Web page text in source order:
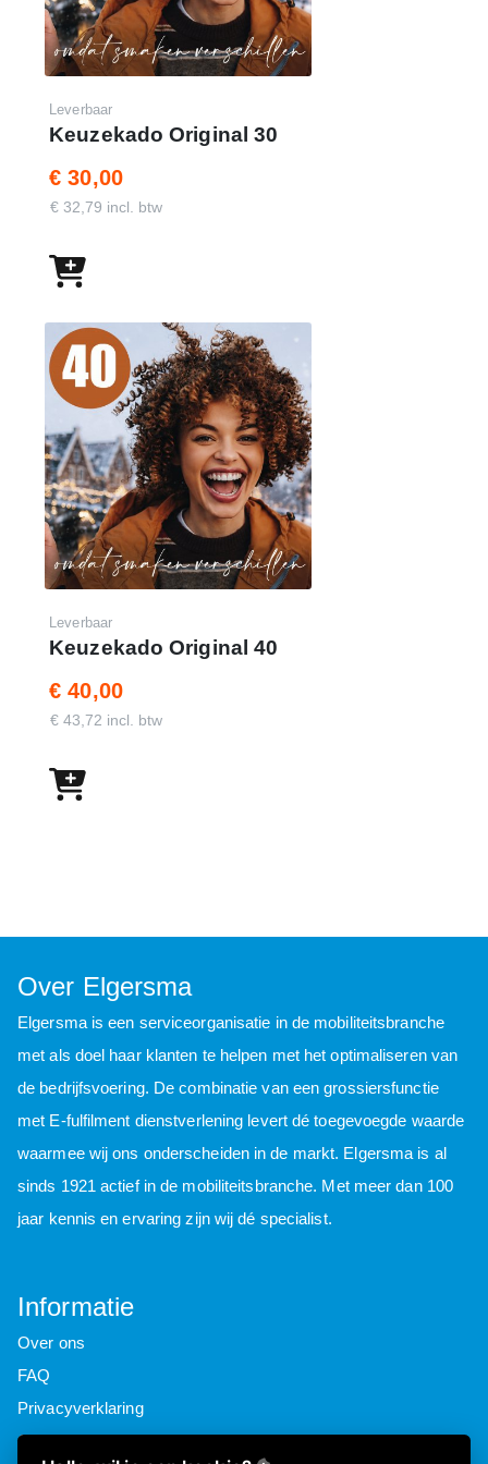
Leverbaar
Keuzekado Original 30
€ 30,00
€ 32,79 incl. btw
Leverbaar
Keuzekado Original 40
€ 40,00
€ 43,72 incl. btw
Over Elgersma
Elgersma is een serviceorganisatie in de mobiliteitsbranche
met als doel haar klanten te helpen met het optimaliseren van
de bedrijfsvoering. De combinatie van een grossiersfunctie
met E-fulfilment dienstverlening levert dé toegevoegde waarde
waarmee wij ons onderscheiden in de markt. Elgersma is al
sinds 1921 actief in de mobiliteitsbranche. Met meer dan 100
jaar kennis en ervaring zijn wij dé specialist.
Informatie
Over ons
FAQ
Privacyverklaring
Contactgegevens